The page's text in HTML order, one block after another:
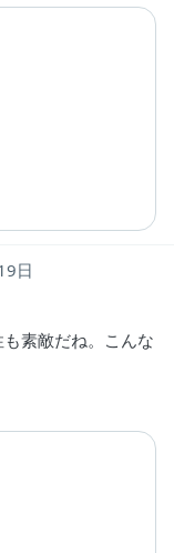
日
素敵だね。こんな